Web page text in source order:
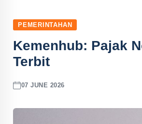
PEMERINTAHAN
Kemenhub: Pajak
Terbit
07 JUNE 2026